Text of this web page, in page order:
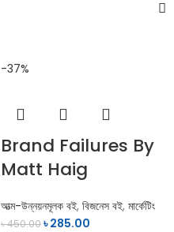
-37%
Brand Failures By
Matt Haig
আত্ম-উন্নয়নমূলক বই, বিজনেস বই, মার্কেটিং
৳450.00৳285.00